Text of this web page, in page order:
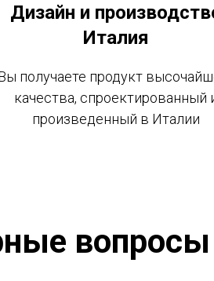
Дизайн и
Италия
получаете продукт
качества, спроектированный
произведенный в Италии